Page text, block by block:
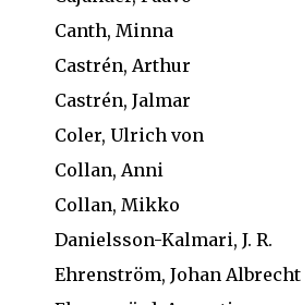
Canth, Minna
Castrén, Arthur
Castrén, Jalmar
Coler, Ulrich von
Collan, Anni
Collan, Mikko
Danielsson-Kalmari, J. R.
Ehrenström, Johan Albrecht